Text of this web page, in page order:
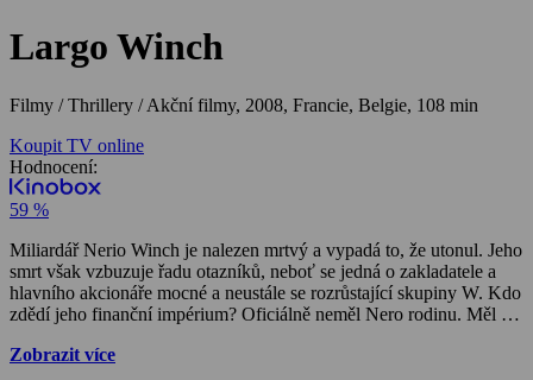
Largo Winch
Filmy / Thrillery / Akční filmy, 2008, Francie, Belgie, 108 min
Koupit TV online
Hodnocení:
59 %
Miliardář Nerio Winch je nalezen mrtvý a vypadá to, že utonul. Jeho
smrt však vzbuzuje řadu otazníků, neboť se jedná o zakladatele a
hlavního akcionáře mocné a neustále se rozrůstající skupiny W. Kdo
zdědí jeho finanční impérium? Oficiálně neměl Nero rodinu. Měl ale
bosenského sirotčince syna Larga. Potíž je v tom, že tento mladý
Zobrazit více